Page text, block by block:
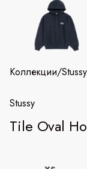
Коллекции/Stussy
Stussy
Tile Oval